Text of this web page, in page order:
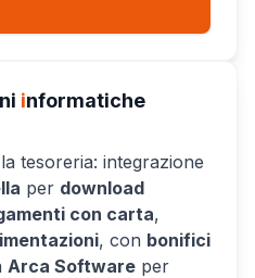
informatiche
tesoreria: integrazione
per download
con carta,
, con bonifici
Arca Software per